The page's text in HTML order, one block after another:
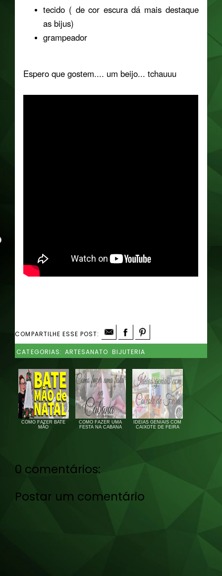
tecido ( de cor escura dá mais destaque
as bijus)
grampeador
Espero que gostem.... um beijo... tchauuu
COMPARTILHE ESSE POST:
CATEGORIAS: ARTESANATO BIJUTERIA
COMO FAZER BATE
MÃO
COMO FAZER UMA
FESTA NA CABANA
IDEIAS GENIAIS COM
CAIXOTE DE FEIRA
0 comentários:
Postar um comentário